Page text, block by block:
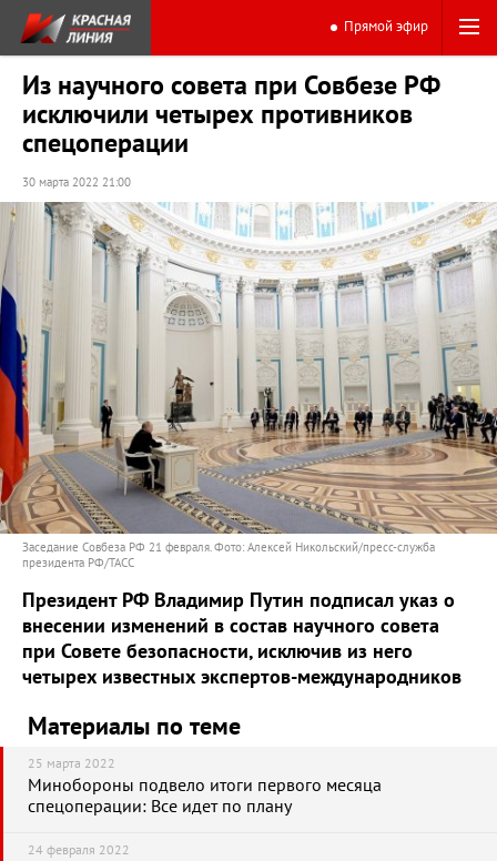
Прямой эфир
Из научного совета при Совбезе РФ
исключили четырех противников
спецоперации
30 марта 2022 21:00
Заседание Совбеза РФ 21 февраля. Фото: Алексей Никольский/пресс-служба
президента РФ/ТАСС
Президент РФ Владимир Путин подписал указ о
внесении изменений в состав научного совета
при Совете безопасности, исключив из него
четырех известных экспертов-международников
Материалы по теме
25 марта 2022
Минобороны подвело итоги первого месяца
спецоперации: Все идет по плану
24 февраля 2022